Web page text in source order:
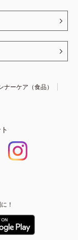
ナーケア（食品）
！